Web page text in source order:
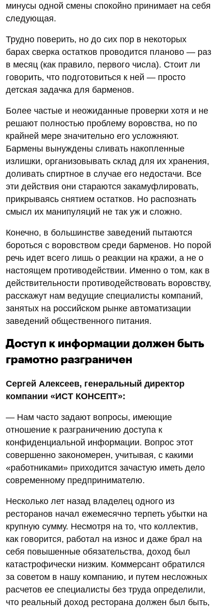
минусы одной смены спокойно принимает на себя
следующая.
Трудно поверить, но до сих пор в некоторых
барах сверка остатков проводится планово — раз
в месяц (как правило, первого числа). Стоит ли
говорить, что подготовиться к ней — просто
детская задачка для барменов.
Более частые и неожиданные проверки хотя и не
решают полностью проблему воровства, но по
крайней мере значительно его усложняют.
Бармены вынуждены сливать накопленные
излишки, организовывать склад для их хранения,
доливать спиртное в случае его недостачи. Все
эти действия они стараются закамуфлировать,
прикрываясь снятием остатков. Но распознать
смысл их манипуляций не так уж и сложно.
Конечно, в большинстве заведений пытаются
бороться с воровством среди барменов. Но порой
речь идет всего лишь о реакции на кражи, а не о
настоящем противодействии. Именно о том, как в
действительности противодействовать воровству,
расскажут нам ведущие специалисты компаний,
занятых на российском рынке автоматизации
заведений общественного питания.
Доступ к информации должен быть
грамотно разграничен
Сергей Алексеев, генеральный директор
компании «ИСТ КОНСЕПТ»:
— Нам часто задают вопросы, имеющие
отношение к разграничению доступа к
конфиденциальной информации. Вопрос этот
совершенно закономерен, учитывая, с какими
«работниками» приходится зачастую иметь дело
современному предпринимателю.
Несколько лет назад владелец одного из
ресторанов начал ежемесячно терпеть убытки на
крупную сумму. Несмотря на то, что коллектив,
как говорится, работал на износ и даже брал на
себя повышенные обязательства, доход был
катастрофически низким. Коммерсант обратился
за советом в нашу компанию, и путем несложных
расчетов ее специалисты без труда определили,
что реальный доход ресторана должен был быть,